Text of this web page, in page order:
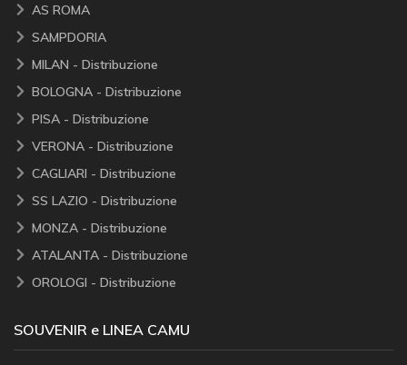
AS ROMA
SAMPDORIA
MILAN - Distribuzione
BOLOGNA - Distribuzione
PISA - Distribuzione
VERONA - Distribuzione
CAGLIARI - Distribuzione
SS LAZIO - Distribuzione
MONZA - Distribuzione
ATALANTA - Distribuzione
OROLOGI - Distribuzione
SOUVENIR e LINEA CAMU